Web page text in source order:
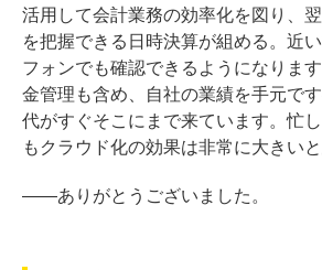
活用して会計業務の効率化を図り、
を把握できる日時決算が組める。近
フォンでも確認できるようになりま
金管理も含め、自社の業績を手元で
代がすぐそこにまで来ています。忙
もクラウド化の効果は非常に大きいと
――ありがとうございました。